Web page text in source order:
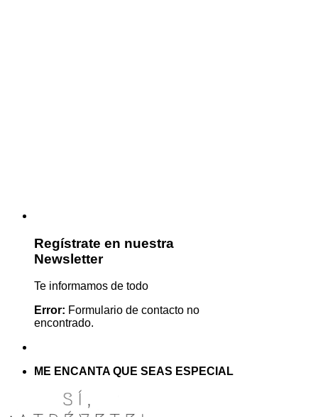
Regístrate en nuestra
Newsletter
Te informamos de todo
Error: Formulario de contacto no
encontrado.
ME ENCANTA QUE SEAS ESPECIAL